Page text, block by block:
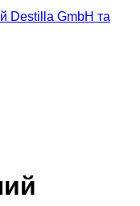
Destilla GmbH та